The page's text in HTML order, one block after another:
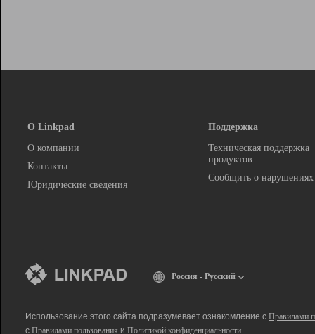
О Linkpad
О компании
Контакты
Юридические сведения
Поддержка
Техническая поддержка
продуктов
Сообщить о нарушениях
Россия - Русский
Использование этого сайта подразумевает ознакомление с Правилами
с Правилами пользования и Политикой конфиденциальности.